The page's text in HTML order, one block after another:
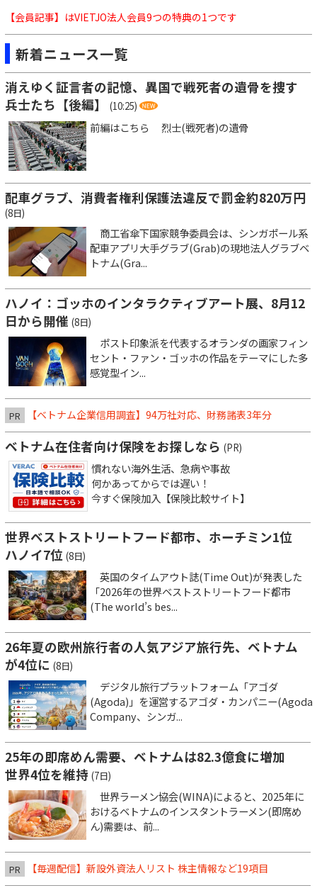
【会員記事】はVIETJO法人会員9つの特典の1つです
新着ニュース一覧
消えゆく証言者の記憶、異国で戦死者の遺骨を捜す
兵士たち【後編】
(10:25)
前編はこちら 烈士(戦死者)の遺骨
配車グラブ、消費者権利保護法違反で罰金約820万円
(8日)
商工省傘下国家競争委員会は、シンガポール系
配車アプリ大手グラブ(Grab)の現地法人グラブベ
トナム(Gra...
ハノイ：ゴッホのインタラクティブアート展、8月12
日から開催 (8日)
ポスト印象派を代表するオランダの画家フィン
セント・ファン・ゴッホの作品をテーマにした多
感覚型イン...
PR 【ベトナム企業信用調査】94万社対応、財務諸表3年分
ベトナム在住者向け保険をお探しなら (PR)
慣れない海外生活、急病や事故
何かあってからでは遅い！
今すぐ保険加入【保険比較サイト】
世界ベストストリートフード都市、ホーチミン1位
ハノイ7位 (8日)
英国のタイムアウト誌(Time Out)が発表した
「2026年の世界ベストストリートフード都市
(The world’s bes...
26年夏の欧州旅行者の人気アジア旅行先、ベトナム
が4位に (8日)
デジタル旅行プラットフォーム「アゴダ
(Agoda)」を運営するアゴダ・カンパニー(Agoda
Company、シンガ...
25年の即席めん需要、ベトナムは82.3億食に増加
世界4位を維持 (7日)
世界ラーメン協会(WINA)によると、2025年に
おけるベトナムのインスタントラーメン(即席め
ん)需要は、前...
PR 【毎週配信】新設外資法人リスト 株主情報など19項目